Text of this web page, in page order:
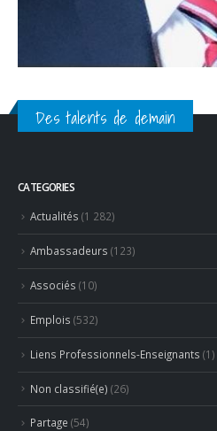
Des talents de demain
CATEGORIES
Actualités (1 282)
Ambassadeurs (123)
Associés (10)
Emplois (532)
Liens Professionnels-Enseignants (1)
Non classifié(e) (26)
Partage (54)